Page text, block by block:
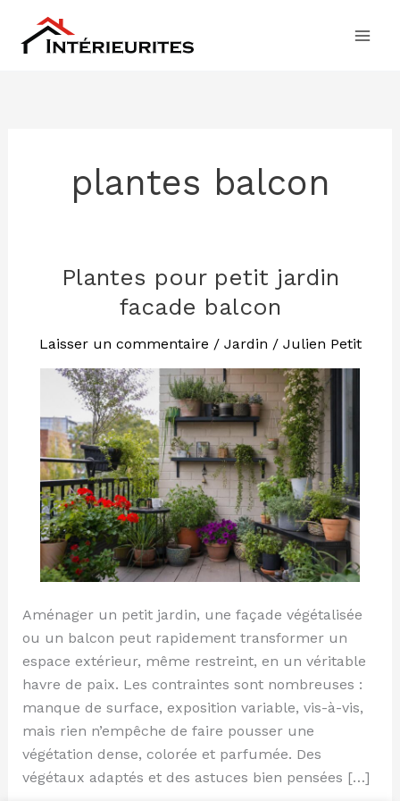
contenu
plantes balcon
Plantes pour petit jardin
facade balcon
Laisser un commentaire / Jardin / Julien Petit
Aménager un petit jardin, une façade végétalisée
ou un balcon peut rapidement transformer un
espace extérieur, même restreint, en un véritable
havre de paix. Les contraintes sont nombreuses :
manque de surface, exposition variable, vis-à-vis,
mais rien n’empêche de faire pousser une
végétation dense, colorée et parfumée. Des
végétaux adaptés et des astuces bien pensées […]
Plantes
jardin
facade